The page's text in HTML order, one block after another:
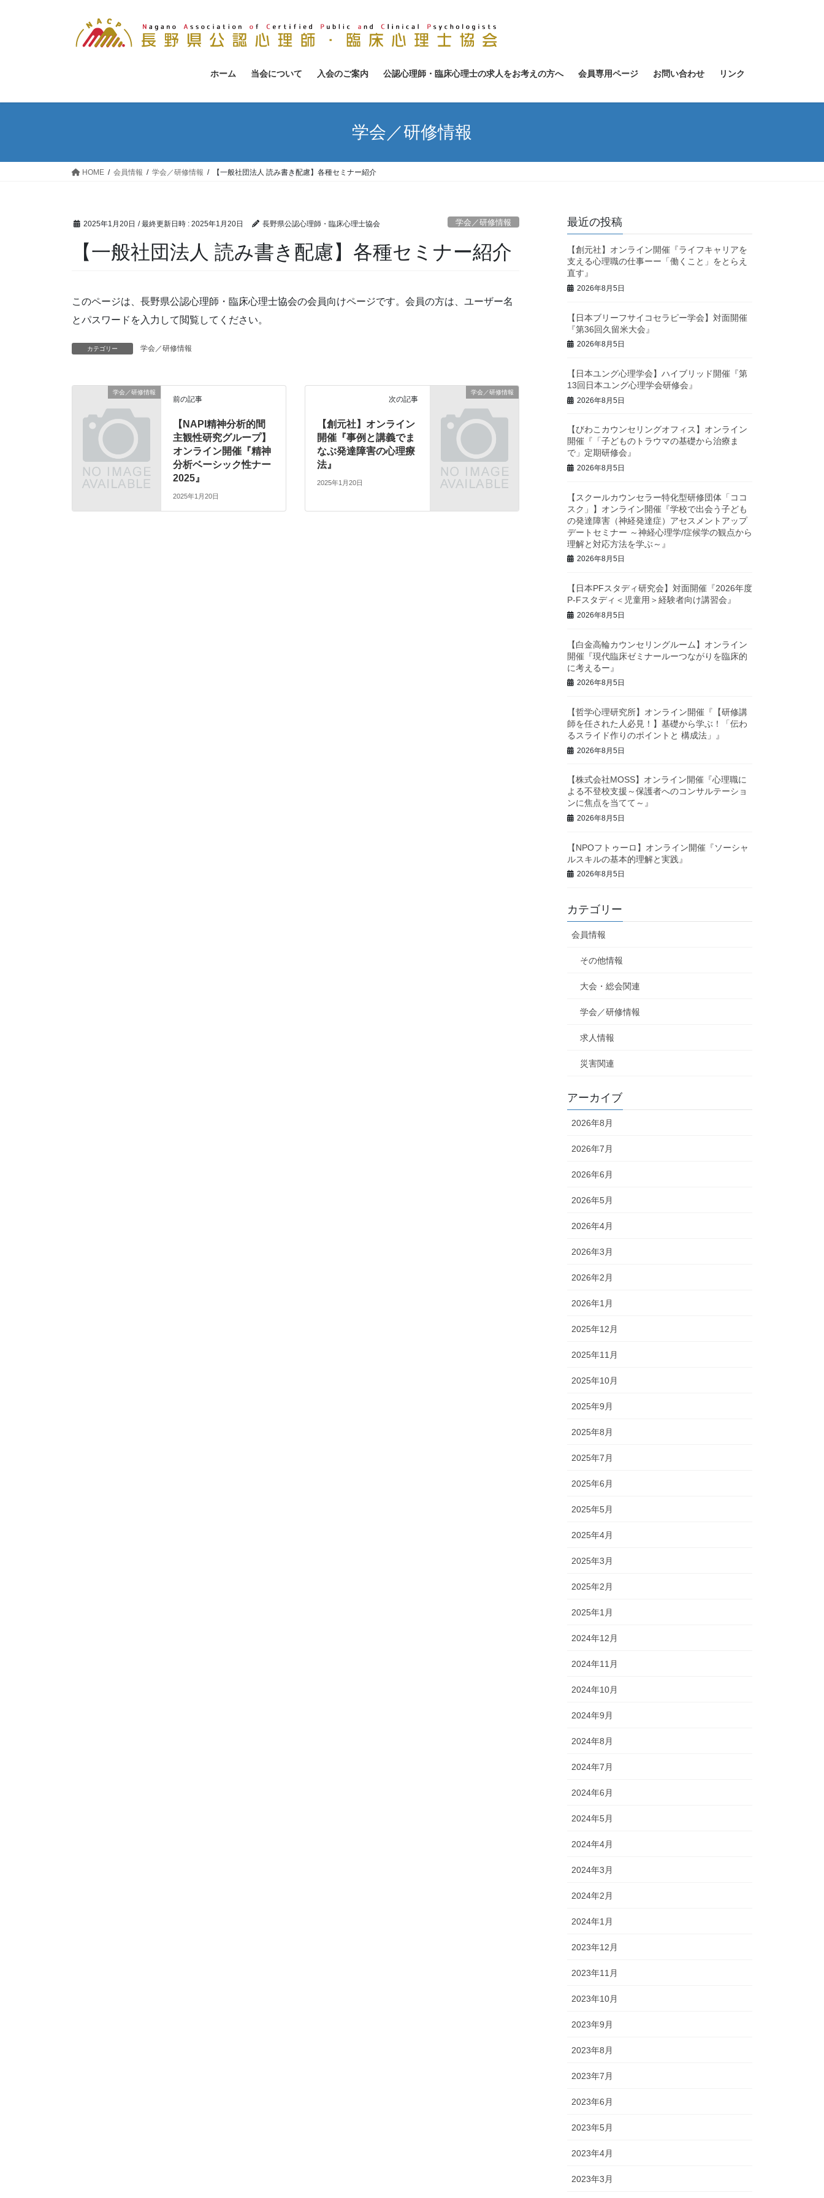
ホーム 当会について 入会のご案内 公認心理師・臨床心理士の求人をお考えの方へ 会員専用ページ お問い合わせ リンク
学会／研修情報
HOME 会員情報 学会／研修情報 【一般社団法人 読み書き配慮】各種セミナー紹介
2025年1月20日 / 最終更新日時 : 2025年1月20日 長野県公認心理師・臨床心理士協会 学会／研修情報
【一般社団法人 読み書き配慮】各種セミナー紹介
このページは、長野県公認心理師・臨床心理士協会の会員向けページです。会員の方は、ユーザー名
とパスワードを入力して閲覧してください。
カテゴリー 学会／研修情報
学会／研修情報
前の記事
【NAPI精神分析的間
主観性研究グループ】
オンライン開催『精神
分析ベーシック性ナー
2025』
2025年1月20日
学会／研修情報
次の記事
【創元社】オンライン
開催『事例と講義でま
なぶ発達障害の心理療
法』
2025年1月20日
最近の投稿
【創元社】オンライン開催『ライフキャリアを
支える心理職の仕事ーー「働くこと」をとらえ
直す』
2026年8月5日
【日本ブリーフサイコセラピー学会】対面開催
『第36回久留米大会』
2026年8月5日
【日本ユング心理学会】ハイブリッド開催『第
13回日本ユング心理学会研修会』
2026年8月5日
【びわこカウンセリングオフィス】オンライン
開催『「子どものトラウマの基礎から治療ま
で」定期研修会』
2026年8月5日
【スクールカウンセラー特化型研修団体「ココ
スク」】オンライン開催『学校で出会う子ども
の発達障害（神経発達症）アセスメントアップ
デートセミナー ～神経心理学/症候学の観点から
理解と対応方法を学ぶ～』
2026年8月5日
【日本PFスタディ研究会】対面開催『2026年度
P-Fスタディ＜児童用＞経験者向け講習会』
2026年8月5日
【白金高輪カウンセリングルーム】オンライン
開催『現代臨床ゼミナールーつながりを臨床的
に考えるー』
2026年8月5日
【哲学心理研究所】オンライン開催『【研修講
師を任された人必見！】基礎から学ぶ！「伝わ
るスライド作りのポイントと 構成法」』
2026年8月5日
【株式会社MOSS】オンライン開催『心理職に
よる不登校支援～保護者へのコンサルテーショ
ンに焦点を当てて～』
2026年8月5日
【NPOフトゥーロ】オンライン開催『ソーシャ
ルスキルの基本的理解と実践』
2026年8月5日
カテゴリー
会員情報
その他情報
大会・総会関連
学会／研修情報
求人情報
災害関連
アーカイブ
2026年8月
2026年7月
2026年6月
2026年5月
2026年4月
2026年3月
2026年2月
2026年1月
2025年12月
2025年11月
2025年10月
2025年9月
2025年8月
2025年7月
2025年6月
2025年5月
2025年4月
2025年3月
2025年2月
2025年1月
2024年12月
2024年11月
2024年10月
2024年9月
2024年8月
2024年7月
2024年6月
2024年5月
2024年4月
2024年3月
2024年2月
2024年1月
2023年12月
2023年11月
2023年10月
2023年9月
2023年8月
2023年7月
2023年6月
2023年5月
2023年4月
2023年3月